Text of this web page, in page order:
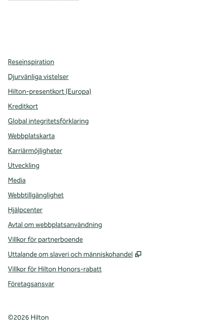
Reseinspiration
Djurvänliga vistelser
Hilton-presentkort (Europa)
Kreditkort
Global integritetsförklaring
Webbplatskarta
Karriärmöjligheter
Utveckling
Media
Webbtillgänglighet
Hjälpcenter
Avtal om webbplatsanvändning
Villkor för partnerboende
Uttalande om slaveri och människohandel
,
Villkor för Hilton Honors-rabatt
Företagsansvar
©2026 Hilton